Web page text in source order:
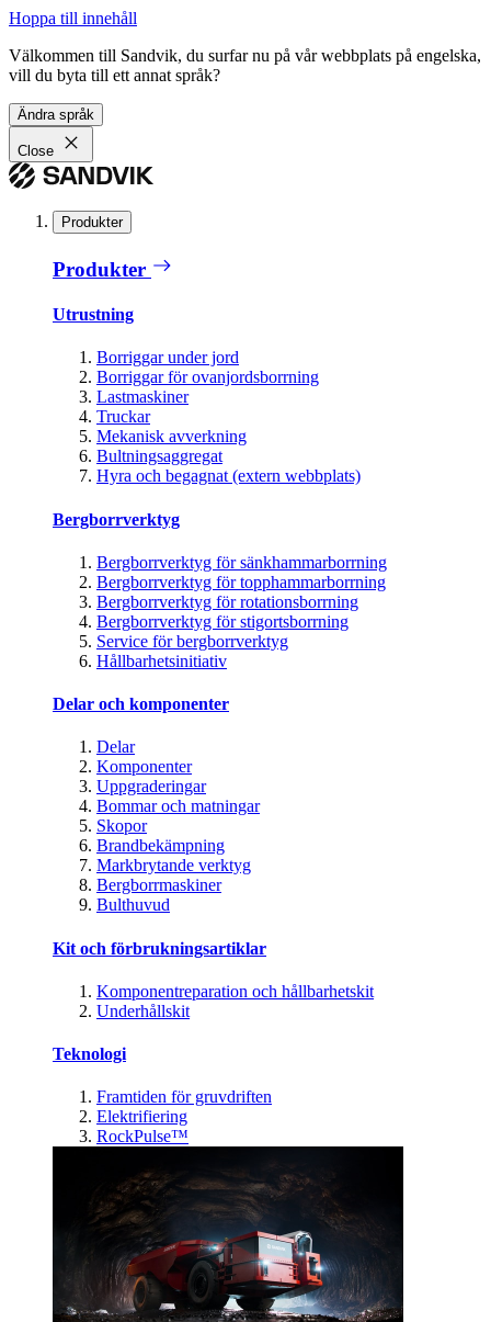
Hoppa till innehåll
Välkommen till Sandvik, du surfar nu på vår webbplats på engelska,
vill du byta till ett annat språk?
Ändra språk
Close
Produkter
Produkter
Utrustning
Borriggar under jord
Borriggar för ovanjordsborrning
Lastmaskiner
Truckar
Mekanisk avverkning
Bultningsaggregat
Hyra och begagnat (extern webbplats)
Bergborrverktyg
Bergborrverktyg för sänkhammarborrning
Bergborrverktyg för topphammarborrning
Bergborrverktyg för rotationsborrning
Bergborrverktyg för stigortsborrning
Service för bergborrverktyg
Hållbarhetsinitiativ
Delar och komponenter
Delar
Komponenter
Uppgraderingar
Bommar och matningar
Skopor
Brandbekämpning
Markbrytande verktyg
Bergborrmaskiner
Bulthuvud
Kit och förbrukningsartiklar
Komponentreparation och hållbarhetskit
Underhållskit
Teknologi
Framtiden för gruvdriften
Elektrifiering
RockPulse™